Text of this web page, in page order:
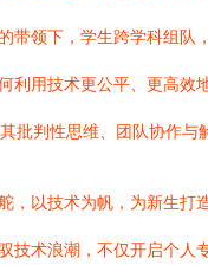
带领下，学生跨学科组
用技术更公平、更高效
其批判性思维、团队协作
，以技术为帆，为新生
术浪潮，不仅开启个